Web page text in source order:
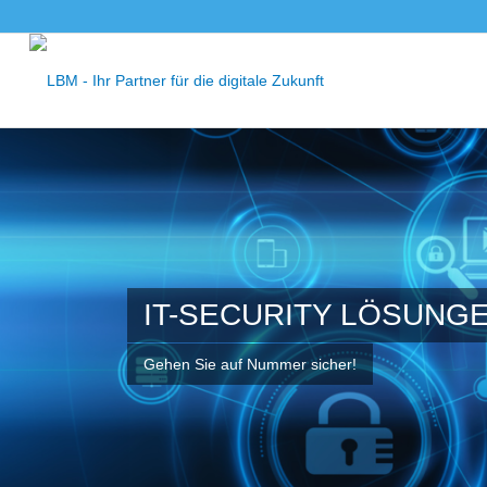
IT-SECURITY
Gehen Sie auf Nummer sicher!